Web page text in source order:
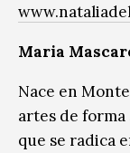
Maria
Nace en
artes de forma
que se radica